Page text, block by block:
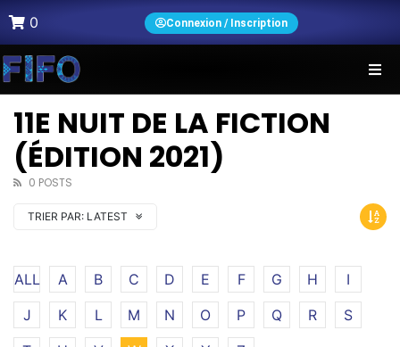
0 Connexion / Inscription
11E NUIT DE LA FICTION
(ÉDITION 2021)
0 POSTS
TRIER PAR: LATEST
ALL A B C D E F G H
I
J
K L M N O P Q R
S